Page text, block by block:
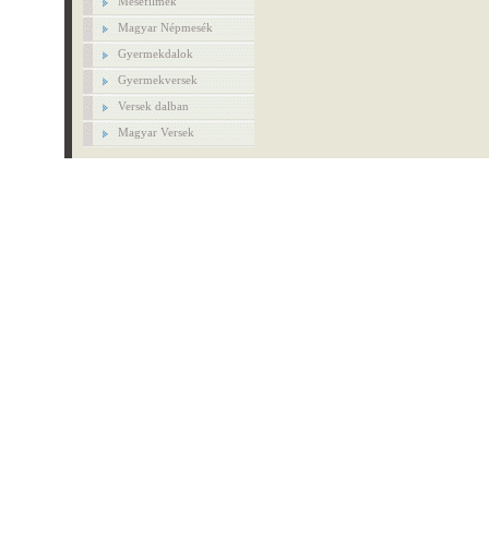
Magyar Népmesék
Gyermekdalok
Gyermekversek
Versek dalban
Magyar Versek